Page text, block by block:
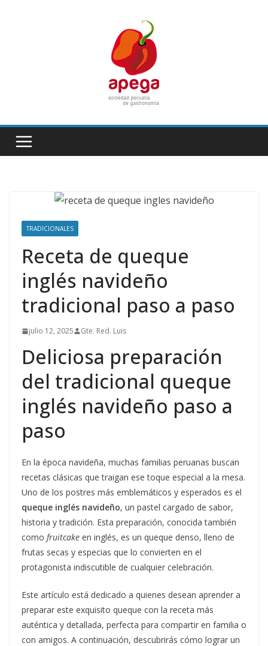
TRADICIONALES
Receta de queque
inglés navideño
tradicional paso a paso
julio 12, 2025 Gte. Red. Luis
Deliciosa preparación
del tradicional queque
inglés navideño paso a
paso
En la época navideña, muchas familias peruanas buscan
recetas clásicas que traigan ese toque especial a la mesa.
Uno de los postres más emblemáticos y esperados es el
queque inglés navideño, un pastel cargado de sabor,
historia y tradición. Esta preparación, conocida también
como fruitcake en inglés, es un queque denso, lleno de
frutas secas y especias que lo convierten en el
protagonista indiscutible de cualquier celebración.
Este artículo está dedicado a quienes desean aprender a
preparar este exquisito queque con la receta más
auténtica y detallada, perfecta para compartir en familia o
con amigos. A continuación, descubrirás cómo lograr un